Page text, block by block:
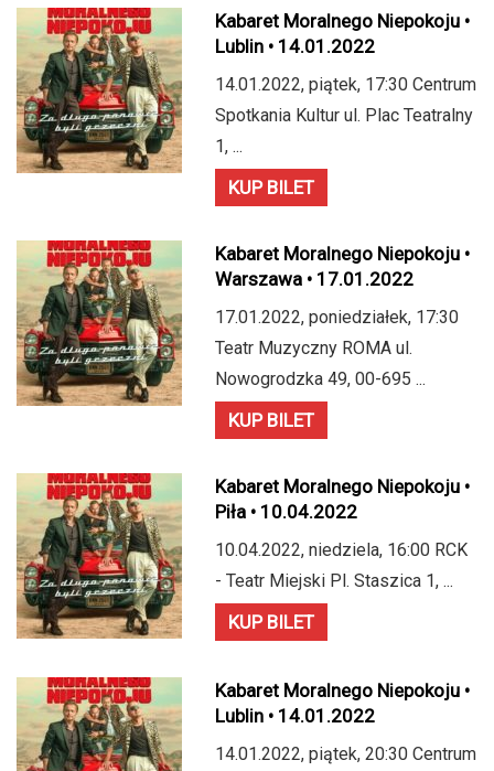
Kabaret Moralnego Niepokoju •
Lublin • 14.01.2022
14.01.2022, piątek, 17:30 Centrum
Spotkania Kultur ul. Plac Teatralny
1, ...
KUP BILET
Kabaret Moralnego Niepokoju •
Warszawa • 17.01.2022
17.01.2022, poniedziałek, 17:30
Teatr Muzyczny ROMA ul.
Nowogrodzka 49, 00-695 ...
KUP BILET
Kabaret Moralnego Niepokoju •
Piła • 10.04.2022
10.04.2022, niedziela, 16:00 RCK
- Teatr Miejski Pl. Staszica 1, ...
KUP BILET
Kabaret Moralnego Niepokoju •
Lublin • 14.01.2022
14.01.2022, piątek, 20:30 Centrum